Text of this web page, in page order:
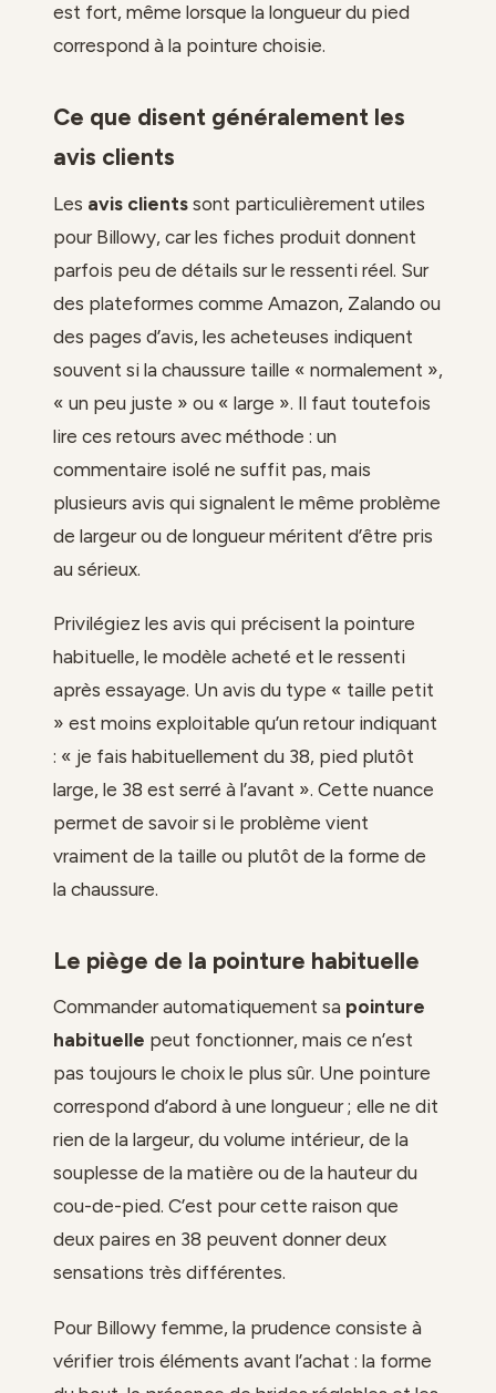
est fort, même lorsque la longueur du pied
correspond à la pointure choisie.
Ce que disent généralement les
avis clients
Les avis clients sont particulièrement utiles
pour Billowy, car les fiches produit donnent
parfois peu de détails sur le ressenti réel. Sur
des plateformes comme Amazon, Zalando ou
des pages d’avis, les acheteuses indiquent
souvent si la chaussure taille « normalement »,
« un peu juste » ou « large ». Il faut toutefois
lire ces retours avec méthode : un
commentaire isolé ne suffit pas, mais
plusieurs avis qui signalent le même problème
de largeur ou de longueur méritent d’être pris
au sérieux.
Privilégiez les avis qui précisent la pointure
habituelle, le modèle acheté et le ressenti
après essayage. Un avis du type « taille petit
» est moins exploitable qu’un retour indiquant
: « je fais habituellement du 38, pied plutôt
large, le 38 est serré à l’avant ». Cette nuance
permet de savoir si le problème vient
vraiment de la taille ou plutôt de la forme de
la chaussure.
Le piège de la pointure habituelle
Commander automatiquement sa pointure
habituelle peut fonctionner, mais ce n’est
pas toujours le choix le plus sûr. Une pointure
correspond d’abord à une longueur ; elle ne dit
rien de la largeur, du volume intérieur, de la
souplesse de la matière ou de la hauteur du
cou-de-pied. C’est pour cette raison que
deux paires en 38 peuvent donner deux
sensations très différentes.
Pour Billowy femme, la prudence consiste à
vérifier trois éléments avant l’achat : la forme